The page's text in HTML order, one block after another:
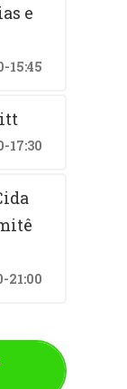
e
15:45
17:30
21:00